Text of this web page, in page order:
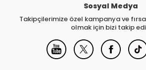
Sosyal Medya
Takipçilerimize özel kampanya ve
olmak için bizi takip